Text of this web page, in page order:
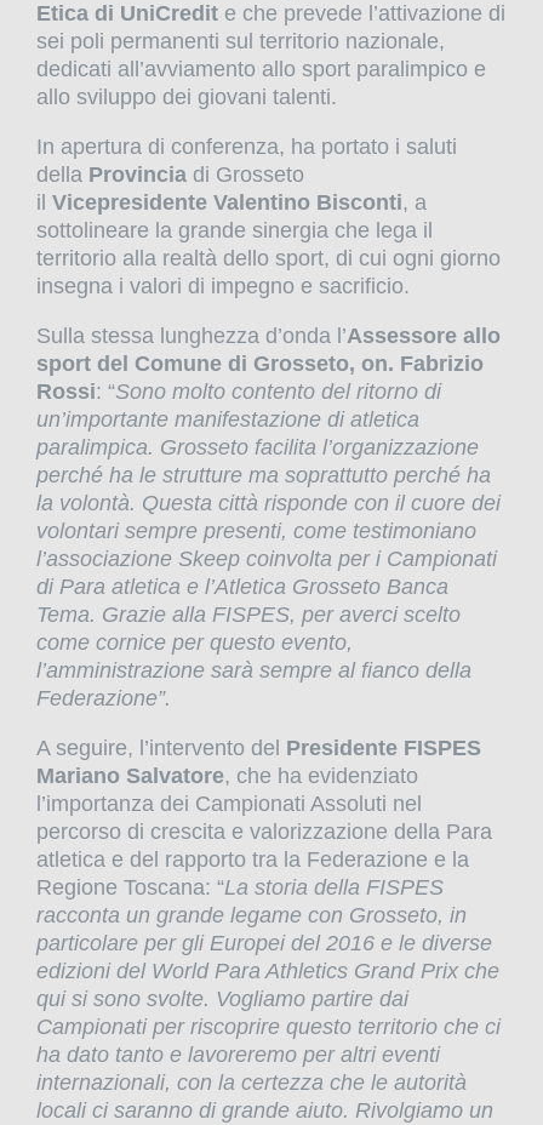
Etica di UniCredit e che prevede l’attivazione di
sei poli permanenti sul territorio nazionale,
dedicati all’avviamento allo sport paralimpico e
allo sviluppo dei giovani talenti.
In apertura di conferenza, ha portato i saluti
della Provincia di Grosseto
il Vicepresidente Valentino Bisconti, a
sottolineare la grande sinergia che lega il
territorio alla realtà dello sport, di cui ogni giorno
insegna i valori di impegno e sacrificio.
Sulla stessa lunghezza d’onda l’Assessore allo
sport del Comune di Grosseto, on. Fabrizio
Rossi: “Sono molto contento del ritorno di
un’importante manifestazione di atletica
paralimpica. Grosseto facilita l’organizzazione
perché ha le strutture ma soprattutto perché ha
la volontà. Questa città risponde con il cuore dei
volontari sempre presenti, come testimoniano
l’associazione Skeep coinvolta per i Campionati
di Para atletica e l’Atletica Grosseto Banca
Tema. Grazie alla FISPES, per averci scelto
come cornice per questo evento,
l’amministrazione sarà sempre al fianco della
Federazione”.
A seguire, l’intervento del Presidente FISPES
Mariano Salvatore, che ha evidenziato
l’importanza dei Campionati Assoluti nel
percorso di crescita e valorizzazione della Para
atletica e del rapporto tra la Federazione e la
Regione Toscana: “La storia della FISPES
racconta un grande legame con Grosseto, in
particolare per gli Europei del 2016 e le diverse
edizioni del World Para Athletics Grand Prix che
qui si sono svolte. Vogliamo partire dai
Campionati per riscoprire questo territorio che ci
ha dato tanto e lavoreremo per altri eventi
internazionali, con la certezza che le autorità
locali ci saranno di grande aiuto. Rivolgiamo un